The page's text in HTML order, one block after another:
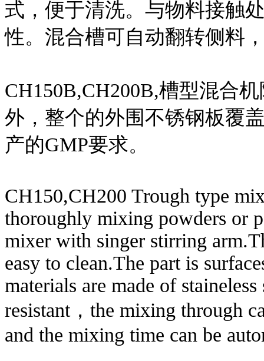
式，便于清洗。与物料接触
性。混合槽可自动翻转侧料
CH150B,CH200B,槽型混合
外，整个的外围不锈钢板覆
产的GMP要求。
CH150,CH200 Trough type
thoroughly mixing powders or
mixer with singer stirring
easy to clean.The part is
materials are made of
resistant，the mixing through
and the mixing time can be